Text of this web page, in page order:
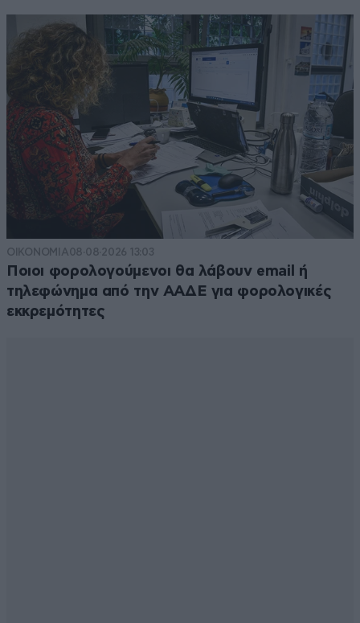
ΟΙΚΟΝΟΜΙΑ08·08·2026 13:03
Ποιοι φορολογούμενοι θα λάβουν email ή
τηλεφώνημα από την ΑΑΔΕ για φορολογικές
εκκρεμότητες